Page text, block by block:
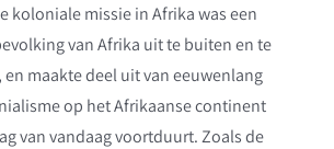
koloniale missie in Afrika was een
van Afrika uit te buiten en te
maakte deel uit van eeuwenlang
op het Afrikaanse continent
van vandaag voortduurt. Zoals de